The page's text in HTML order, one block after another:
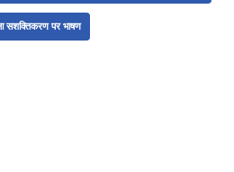
सशक्तिकरण पर भाषण